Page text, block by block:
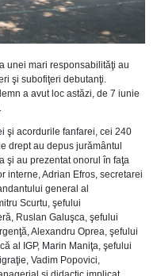
unei mari responsabilităţi au
şi subofiţeri debutanţi.
a avut loc astăzi, de 7 iunie
şi acordurile fanfarei, cei 240
drept au depus jurământul
şi au prezentat onorul în faţa
interne, Adrian Efros, secretarei
general al
Scurtu, şefului
Ruslan Galuşca, şefului
Alexandru Oprea, şefului
al IGP, Marin Maniţa, şefului
Vadim Popovici,